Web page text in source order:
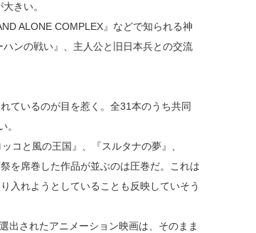
きい。
ALONE COMPLEX』などで知られる神
ンの戦い』、主人公と旧日本兵との交流
ているのが目を惹く。全31本のうち共同
。
コと風の王国』、『スルタナの夢』、
を席巻した作品が並ぶのは圧巻だ。これは
入れようとしていることも反映していそう
されたアニメーション映画は、そのまま